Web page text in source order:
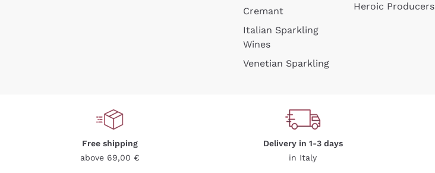
Cremant
Italian Sparkling
Wines
Venetian Sparkling
Heroic Producers
Free shipping
above 69,00 €
Delivery in 1-3 days
in Italy